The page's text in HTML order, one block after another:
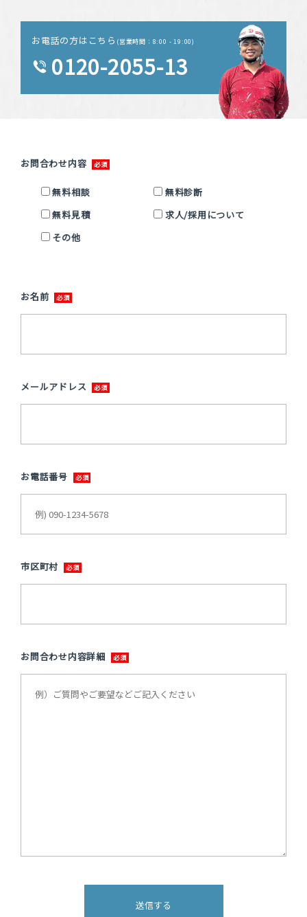
お電話の方はこちら (営業時間：8:00 - 19:00)
0120-2055-13
お問合わせ内容
無料相談
無料診断
無料見積
求人/採用について
その他
お名前
メールアドレス
お電話番号
市区町村
お問合わせ内容詳細